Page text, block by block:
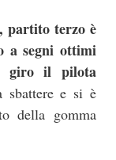
partito terzo è
a segni ottimi
giro il pilota
sbattere e si è
della gomma